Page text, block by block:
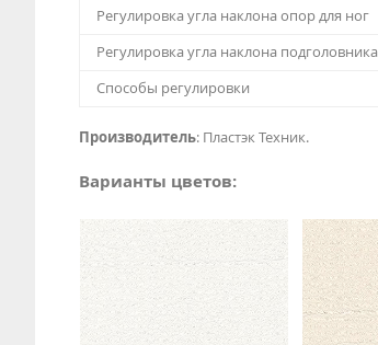
Регулировка угла наклона опор для ног
Регулировка угла наклона подголовника
Способы регулировки
Производитель: Пластэк Техник.
Варианты цветов: